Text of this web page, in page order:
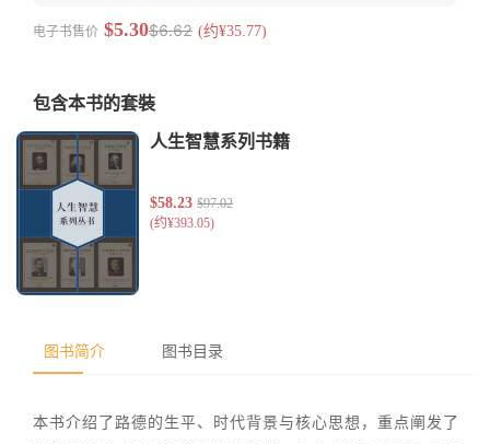
电子书售价 $5.30$6.62 (约¥35.77)
包含本书的套裝
图书简介 图书目录
本书介绍了路德的生平、时代背景与核心思想，重点阐发了